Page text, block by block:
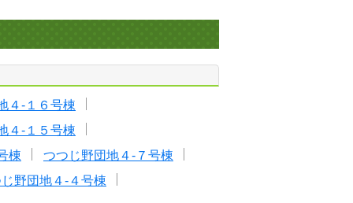
４-１６号棟
４-１５号棟
棟
つつじ野団地４-７号棟
野団地４-４号棟